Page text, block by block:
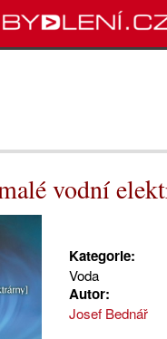
vodní
Kategorie:
Voda
Autor:
Josef Bednář